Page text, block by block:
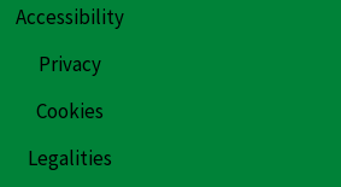
Accessibility
Privacy
Cookies
Legalities